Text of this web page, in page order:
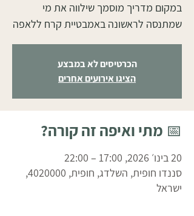
במקום מדריך מוסמך שילווה את מי
שמתנסה לראשונה באמבטיית קרח ללאפה
הכרטיסים לא במבצע
הציגו אירועים אחרים
📅 מתי ואיפה זה קורה?
20 בינו׳ 2026, 17:00 – 22:00
סננדו חופית, השלדג, חופית, 4020000,
ישראל